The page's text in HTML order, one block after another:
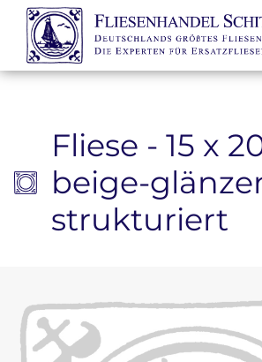
Zum Inhalt springen
Fliese - 15 x
beige-
strukturiert